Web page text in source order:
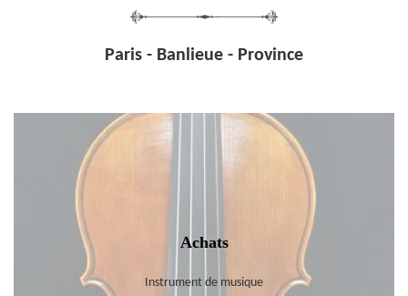
Paris - Banlieue - Province
Achats
Instrument de musique